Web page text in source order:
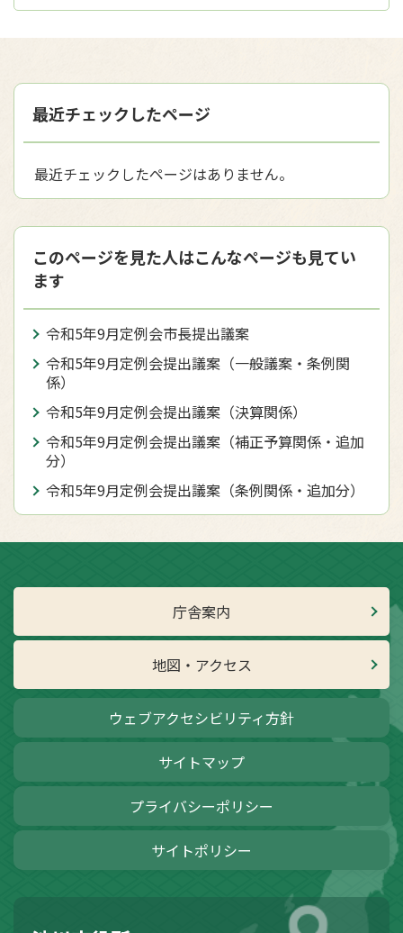
最近チェックしたページ
最近チェックしたページはありません。
このページを見た人はこんなページも見てい
ます
令和5年9月定例会市長提出議案
令和5年9月定例会提出議案（一般議案・条例関
係）
令和5年9月定例会提出議案（決算関係）
令和5年9月定例会提出議案（補正予算関係・追加
分）
令和5年9月定例会提出議案（条例関係・追加分）
庁舎案内
地図・アクセス
ウェブアクセシビリティ方針
サイトマップ
プライバシーポリシー
サイトポリシー